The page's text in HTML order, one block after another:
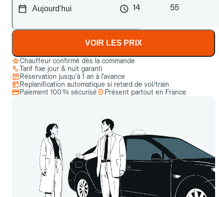
14 55
VOIR LES PRIX
Chauffeur confirmé dès la commande
Tarif fixe jour & nuit garanti
Réservation jusqu’à 1 an à l’avance
Replanification automatique si retard de vol/train
Paiement 100 % sécurisé
Présent partout en France